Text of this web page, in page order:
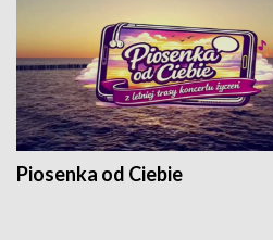
Piosenka od Ciebie